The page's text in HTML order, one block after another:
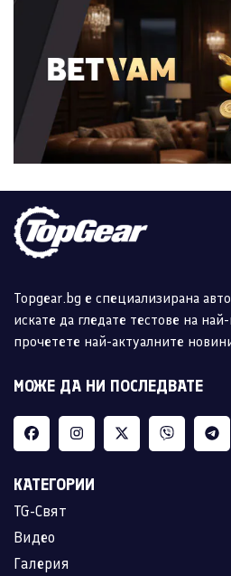
Topgear.bg е специализирана
искате да гледате тестове на
прочетете най-актуалните
МОЖЕ ДА НИ ПОСЛЕДВАТЕ
КАТЕГОРИИ
TG-Свят
Видео
Галерия